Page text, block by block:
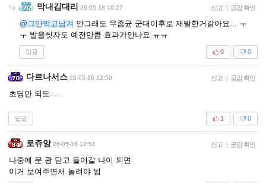
막내김대리 26-05-18 16:27 신고 | 공감 확인
@그만먹고남겨 안그래도 무좀균 군대이후로 재발한거같아요... ㅜ
ㅜ 발을씻자도 예전만큼 효과가안나요 ㅠㅠ
답글 0
0
다르나서스 26-05-16 12:50 신고 | 공감 확인
초딩만 되도....
답글 0
1
로쥬앙 26-05-16 12:51 신고 | 공감 확인
나중에 문 쾅 닫고 들어갈 나이 되면
이거 보여주면서 놀려야 됨